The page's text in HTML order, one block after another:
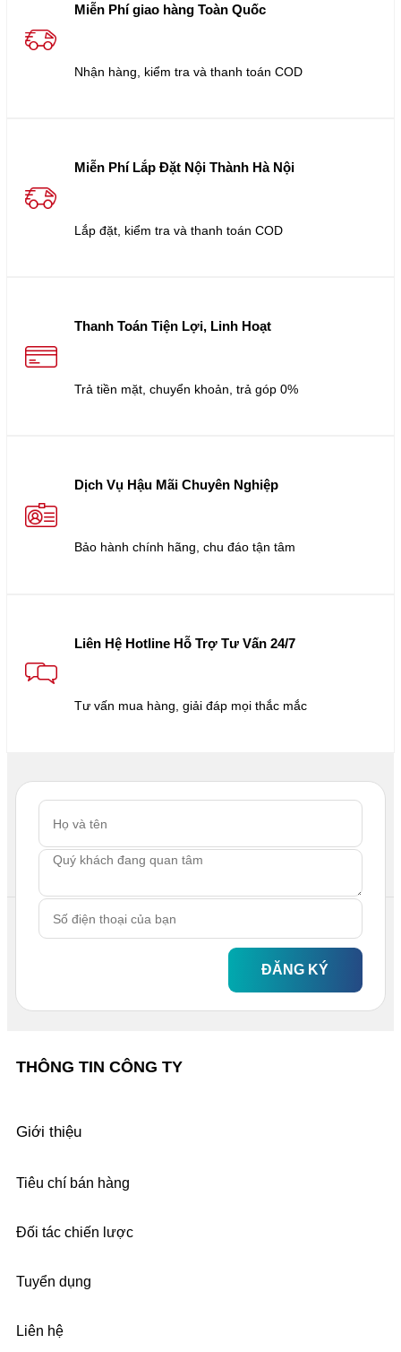
Miễn Phí giao hàng Toàn Quốc
Nhận hàng, kiểm tra và thanh toán COD
Miễn Phí Lắp Đặt Nội Thành Hà Nội
Lắp đặt, kiểm tra và thanh toán COD
Thanh Toán Tiện Lợi, Linh Hoạt
Trả tiền mặt, chuyển khoản, trả góp 0%
Dịch Vụ Hậu Mãi Chuyên Nghiệp
Bảo hành chính hãng, chu đáo tận tâm
Liên Hệ Hotline Hỗ Trợ Tư Vấn 24/7
Tư vấn mua hàng, giải đáp mọi thắc mắc
ĐĂNG KÝ
THÔNG TIN CÔNG TY
Giới thiệu
Tiêu chí bán hàng
Đối tác chiến lược
Tuyển dụng
Liên hệ